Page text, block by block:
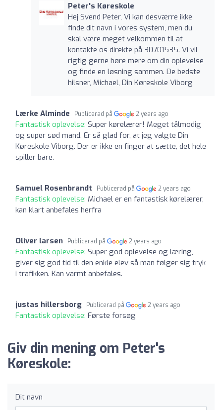
Peter's Køreskole
Hej Svend Peter, Vi kan desværre ikke
finde dit navn i vores system, men du
skal være meget velkommen til at
kontakte os direkte på 30701535. Vi vil
rigtig gerne høre mere om din oplevelse
og finde en løsning sammen. De bedste
hilsner, Michael, Din Køreskole Viborg
Lærke Alminde Publicerad på 2 years ago
Fantastisk oplevelse: Super kørelærer! Meget tålmodig
og super sød mand. Er så glad for, at jeg valgte Din
Køreskole Viborg. Der er ikke en finger at sætte, det hele
spiller bare.
Samuel Rosenbrandt Publicerad på 2 years ago
Fantastisk oplevelse: Michael er en fantastisk kørelærer,
kan klart anbefales herfra
Oliver larsen Publicerad på 2 years ago
Fantastisk oplevelse: Super god oplevelse og læring,
giver sig god tid til den enkle elev så man følger sig tryk
i trafikken. Kan varmt anbefales.
justas hillersborg Publicerad på 2 years ago
Fantastisk oplevelse: Første forsøg
Giv din mening om Peter's
Køreskole:
Dit navn